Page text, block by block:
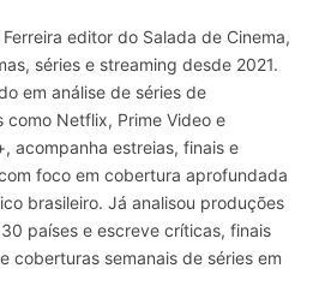
editor do Salada de Cinema,
séries e streaming desde 2021.
em análise de séries de
como Netflix, Prime Video e
acompanha estreias, finais e
foco em cobertura aprofundada
brasileiro. Já analisou produções
países e escreve críticas, finais
coberturas semanais de séries em